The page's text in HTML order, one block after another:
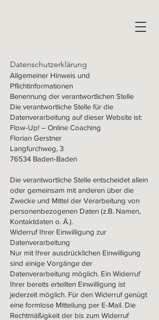
Datenschutzerklärung
Allgemeiner Hinweis und
Pflichtinformationen
Benennung der verantwortlichen Stelle
Die verantwortliche Stelle für die
Datenverarbeitung auf dieser Website ist:
Flow-Up! – Online Coaching
Florian Gerstner
Langfurchweg, 3
76534 Baden-Baden
Die verantwortliche Stelle entscheidet allein
oder gemeinsam mit anderen über die
Zwecke und Mittel der Verarbeitung von
personenbezogenen Daten (z.B. Namen,
Kontaktdaten o. Ä.).
Widerruf Ihrer Einwilligung zur
Datenverarbeitung
Nur mit Ihrer ausdrücklichen Einwilligung
sind einige Vorgänge der
Datenverarbeitung möglich. Ein Widerruf
Ihrer bereits erteilten Einwilligung ist
jederzeit möglich. Für den Widerruf genügt
eine formlose Mitteilung per E-Mail. Die
Rechtmäßigkeit der bis zum Widerruf